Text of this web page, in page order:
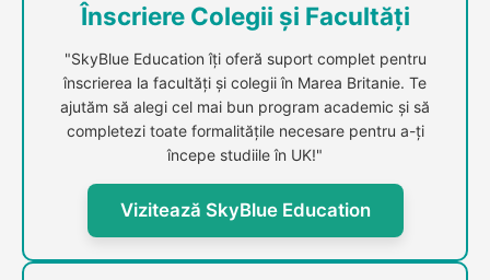
Înscriere Colegii și Facultăți
"SkyBlue Education îți oferă suport complet pentru
înscrierea la facultăți și colegii în Marea Britanie. Te
ajutăm să alegi cel mai bun program academic și să
completezi toate formalitățile necesare pentru a-ți
începe studiile în UK!"
Vizitează SkyBlue Education